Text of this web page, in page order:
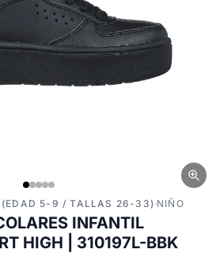
(EDAD 5-9 / TALLAS 26-33)·NIÑO
INFANTIL
HIGH | 310197L-BBK